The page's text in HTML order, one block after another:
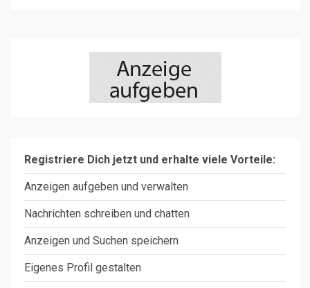
Registriere Dich jetzt und erhalte viele Vorteile:
Anzeigen aufgeben und verwalten
Nachrichten schreiben und chatten
Anzeigen und Suchen speichern
Eigenes Profil gestalten